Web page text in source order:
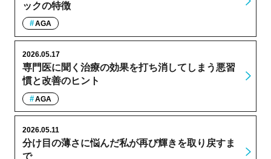
ックの特徴
AGA
専門医に聞く治療の効果を打ち消してしまう悪習
慣と改善のヒント
2026.05.17
AGA
分け目の薄さに悩んだ私が再び輝きを取り戻すま
で
2026.05.11